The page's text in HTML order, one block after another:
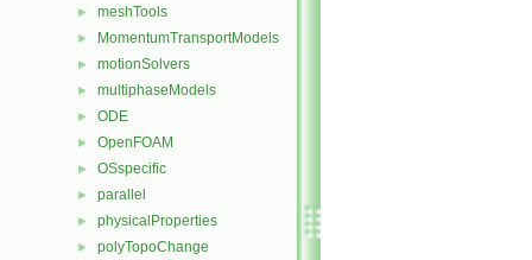
► meshTools
► MomentumTransportModels
► motionSolvers
► multiphaseModels
► ODE
► OpenFOAM
► OSspecific
► parallel
► physicalProperties
► polyTopoChange